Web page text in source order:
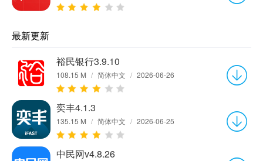
最新更新
裕民银行3.9.10
108.15 M / 简体中文 / 2026-06-26
奕丰4.1.3
135.15 M / 简体中文 / 2026-06-25
中民网v4.8.26